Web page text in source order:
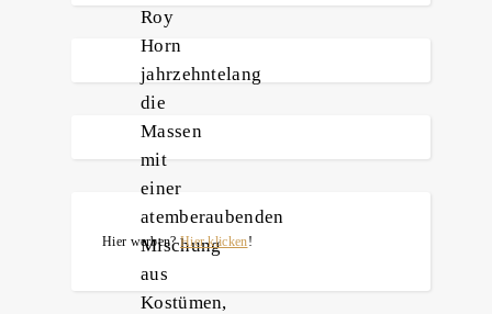
Roy
Horn
jahrzehntelang
die
Massen
mit
einer
atemberaubenden
Mischung
aus
Kostümen,
Hier werben?Hier klicken!